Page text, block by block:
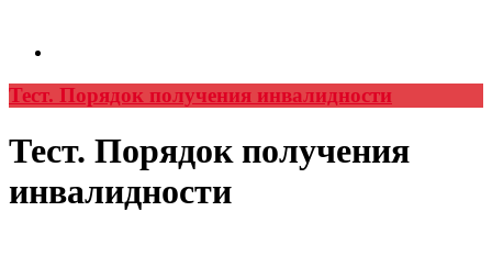
Тест. Порядок получения инвалидности
Тест. Порядок получения
инвалидности